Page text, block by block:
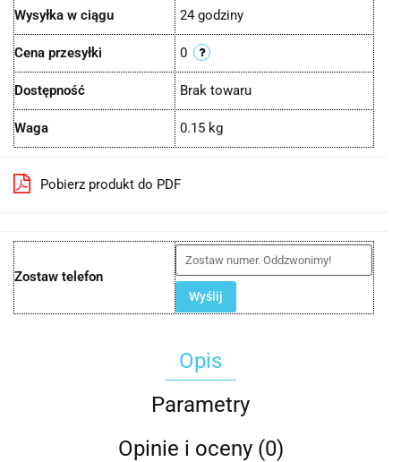
Wysyłka w ciągu 24 godziny
Cena przesyłki 0
Dostępność Brak towaru
Waga 0.15 kg
Pobierz produkt do PDF
Zostaw telefon
Wyślij
Opis
Parametry
Opinie i oceny (0)